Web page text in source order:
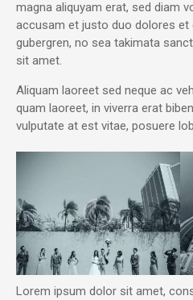
magna aliquyam erat, sed diam
accusam et justo duo dolores et
gubergren, no sea takimata
sit amet.
Aliquam laoreet sed neque ac
quam laoreet, in viverra erat
vulputate at est vitae, posuere
Lorem ipsum dolor sit amet,